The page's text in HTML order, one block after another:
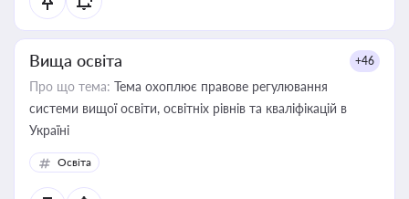
Вища освіта +46
Про що тема: Тема охоплює правове регулювання
системи вищої освіти, освітніх рівнів та кваліфікацій в
Україні
Освіта